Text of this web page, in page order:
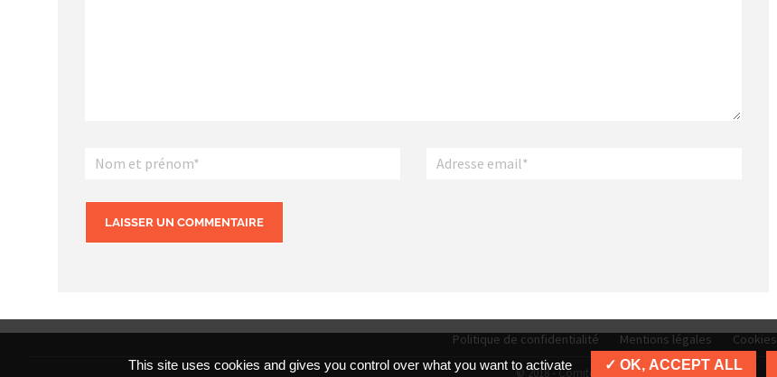
Politique de confidentialité Mentions légales Cookies
© 2018 - Comité Scrabble Val de Loire
This site uses cookies and gives you control over what you want to activate OK, ACCEPT ALL